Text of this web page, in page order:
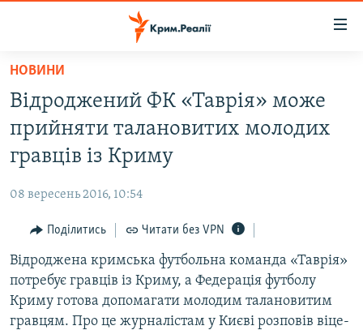
Перейти
основного
матеріалу
Перейти
до
основної
навігації
Перейти
пошуку
ВОДА.КРИМ
ВІДЕО ТА ФОТО
БЛОГИ
ПОГЛЯД
ІНТЕРВ'Ю
ВСЕ ЗА ДЕНЬ
СПЕЦПРОЕКТИ
НОВИНИ
Відроджений ФК «Таврія» може
прийняти талановитих молодих
гравців із Криму
08 вересень 2016, 10:54
Поділитись Читати без VPN
Відроджена кримська футбольна команда «Таврія»
потребує гравців із Криму, а Федерація футболу
Криму готова допомагати молодим талановитим
гравцям. Про це журналістам у Києві розповів віце-